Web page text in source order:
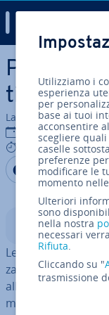
Vai al contenuto
tipologie
La redazione di
10 nov 2025
7 mins
Condividi
Indice
Le piat­ta­for­me di
za­re i modelli di
alle funzioni di
me offrono ad
Utilizziamo i
esperienza
per
base ai tuoi
acconsentire
scegliere
caselle
preferenze
modificare le
momento nelle
Ulteriori
sono
nella nostra
necessari
Rifiuta.
Cliccando su "
trasmissione